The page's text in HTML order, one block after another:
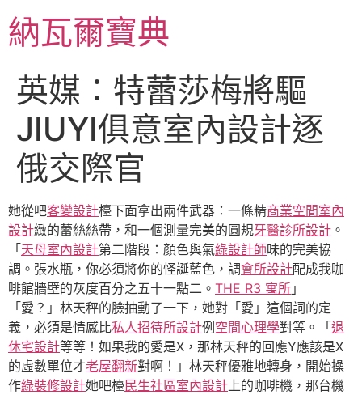
至
主納瓦爾寶典
英媒：特蕾莎梅將驅
JIUYI俱意室內設計逐
俄交際官
她從吧客變設計檯下面拿出兩件武器：一條精商業空間室內
設計緻的蕾絲絲帶，和一個測量完美的圓規牙醫診所設計 。
「 天母室內設計第二階段：顏色與氣綠設計師味的完美協
調。張水瓶，你必須將你的怪誕藍色，調會所設計配成我咖
啡館牆壁的灰度百分之五十一點二。 THE R3 寓所 」
「愛？」林天秤的臉抽動了一下，她對「愛」這個詞的定
義，必須是情感比私人招待所設計例 空間心理學對等。「 退
休宅設計等等！如果我的愛是X，那林天秤的回應Y應該是X
的虛數單位才老屋翻新對啊！」林天秤優雅地轉身，開始操
作綠裝修設計她吧檯民生社區室內設計上的咖啡機，那台機